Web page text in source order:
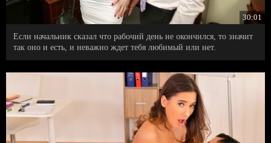
30:01
Если начальник сказал что рабочий день не окончился, то значит
так оно и есть, и неважно ждет тебя любимый или нет.